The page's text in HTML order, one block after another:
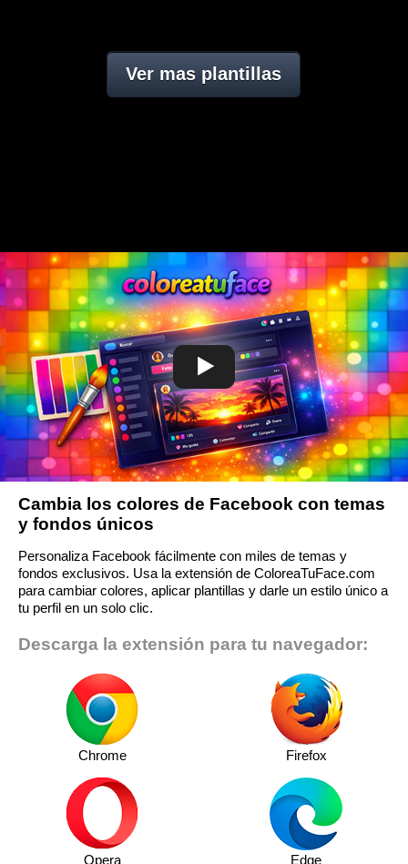
Ver mas plantillas
Cambia los colores de Facebook con temas
y fondos únicos
Personaliza Facebook fácilmente con miles de temas y
fondos exclusivos. Usa la extensión de ColoreaTuFace.com
para cambiar colores, aplicar plantillas y darle un estilo único a
tu perfil en un solo clic.
Descarga la extensión para tu navegador:
Chrome Firefox
Opera Edge